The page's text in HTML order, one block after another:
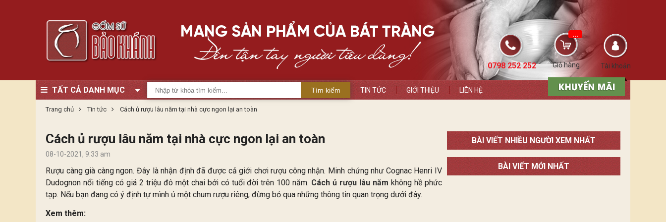
Tài khoản
Giỏ hàng
...
0798 252 252
TẤT CẢ DANH MỤC Tìm kiếm TIN TỨC GIỚI THIỆU LIÊN HỆ
Trang chủ Tin tức Cách ủ rượu lâu năm tại nhà cực ngon lại an toàn
Cách ủ rượu lâu năm tại nhà cực ngon lại an toàn
08-10-2021, 9:33 am
Rượu càng già càng ngon. Đây là nhận định đã được cả giới chơi rượu công nhận. Minh chứng như Cognac Henri IV
Dudognon nổi tiếng có giá 2 triệu đô một chai bởi có tuổi đời trên 100 năm. Cách ủ rượu lâu năm không hề phức
tạp. Nếu bạn đang có ý định tự mình ủ một chum rượu riêng, đừng bỏ qua những thông tin quan trọng dưới đây.
Xem thêm:
BÀI VIẾT NHIỀU NGƯỜI XEM NHẤT
BÀI VIẾT MỚI NHẤT